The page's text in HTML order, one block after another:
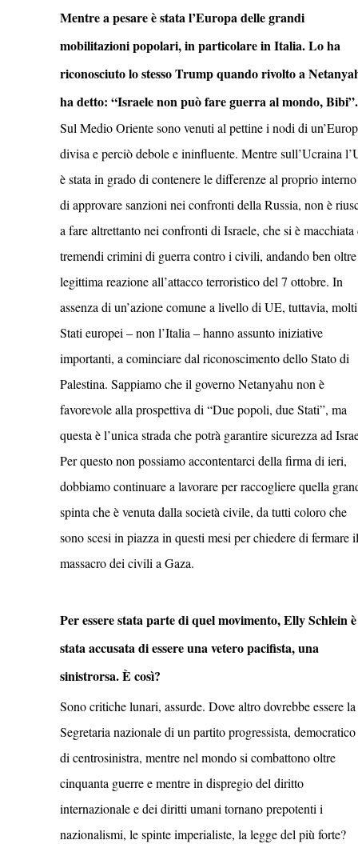
Mentre a pesare è stata l’Europa delle grandi
mobilitazioni popolari, in particolare in Italia. Lo ha
riconosciuto lo stesso Trump quando rivolto a
ha detto: “Israele non può fare guerra al mondo, Bibi”.
Sul Medio Oriente sono venuti al pettine i nodi di
divisa e perciò debole e ininfluente. Mentre sull’Ucraina
è stata in grado di contenere le differenze al proprio
di approvare sanzioni nei confronti della Russia, non è
a fare altrettanto nei confronti di Israele, che si è macchiata
tremendi crimini di guerra contro i civili, andando ben
legittima reazione all’attacco terroristico del 7 ottobre. In
assenza di un’azione comune a livello di UE, tuttavia, molti
Stati europei – non l’Italia – hanno assunto iniziative
importanti, a cominciare dal riconoscimento dello Stato di
Palestina. Sappiamo che il governo Netanyahu non è
favorevole alla prospettiva di “Due popoli, due Stati”, ma
questa è l’unica strada che potrà garantire sicurezza ad
Per questo non possiamo accontentarci della firma di ieri,
dobbiamo continuare a lavorare per raccogliere quella
spinta che è venuta dalla società civile, da tutti coloro che
sono scesi in piazza in questi mesi per chiedere di fermare il
massacro dei civili a Gaza.
Per essere stata parte di quel movimento, Elly Schlein è
stata accusata di essere una vetero pacifista, una
sinistrorsa. È così?
Sono critiche lunari, assurde. Dove altro dovrebbe essere la
Segretaria nazionale di un partito progressista, democratico
di centrosinistra, mentre nel mondo si combattono oltre
cinquanta guerre e mentre in dispregio del diritto
internazionale e dei diritti umani tornano prepotenti i
nazionalismi, le spinte imperialiste, la legge del più forte?